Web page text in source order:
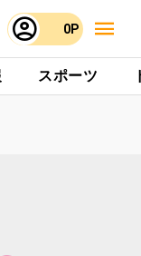
0P
スポーツ